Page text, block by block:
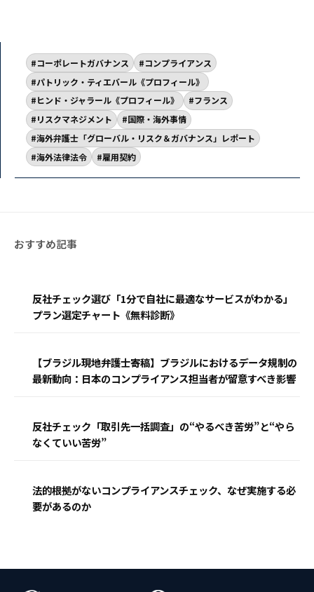
コーポレートガバナンス
コンプライアンス
パトリック・ティエバール《プロフィール》
ヒンド・ジャラール《プロフィール》
フランス
リスクマネジメント
国際・海外事情
海外弁護士「グローバル・リスク＆ガバナンス」レポート
海外法律法令
雇用契約
反社チェック選び「1分で自社に最適なサービスがわかる」
プラン選定チャート《無料診断》
【ブラジル現地弁護士寄稿】ブラジルにおけるデータ規制の
最新動向：日本のコンプライアンス担当者が留意すべき影響
反社チェック「取引先一括調査」の“やるべき苦労”と“やら
なくていい苦労”
法的根拠がないコンプライアンスチェック、なぜ実施する必
要があるのか